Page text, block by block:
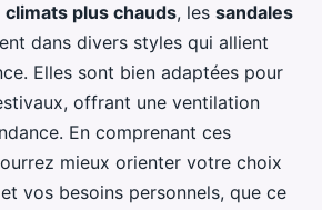
climats plus chauds, les sandales
dans divers styles qui allient
Elles sont bien adaptées pour
offrant une ventilation
En comprenant ces
mieux orienter votre choix
vos besoins personnels, que ce